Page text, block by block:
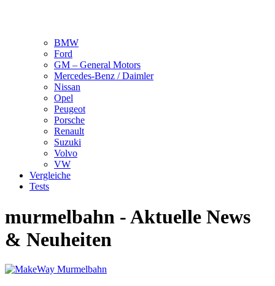
BMW
Ford
GM – General Motors
Mercedes-Benz / Daimler
Nissan
Opel
Peugeot
Porsche
Renault
Suzuki
Volvo
VW
Vergleiche
Tests
murmelbahn - Aktuelle News
& Neuheiten